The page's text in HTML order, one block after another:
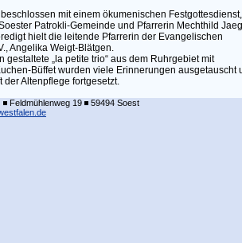
mit einem ökumenischen
Patrokli-Gemeinde und Pfarrerin Mechthild
hielt die leitende Pfarrerin der Evangelischen
Angelika Weigt-Blätgen.
gestaltete „la petite trio“ aus dem Ruhrgebiet mit
Büffet wurden viele Erinnerungen ausgetauscht
Altenpflege fortgesetzt.
Feldmühlenweg 19
59494 Soest